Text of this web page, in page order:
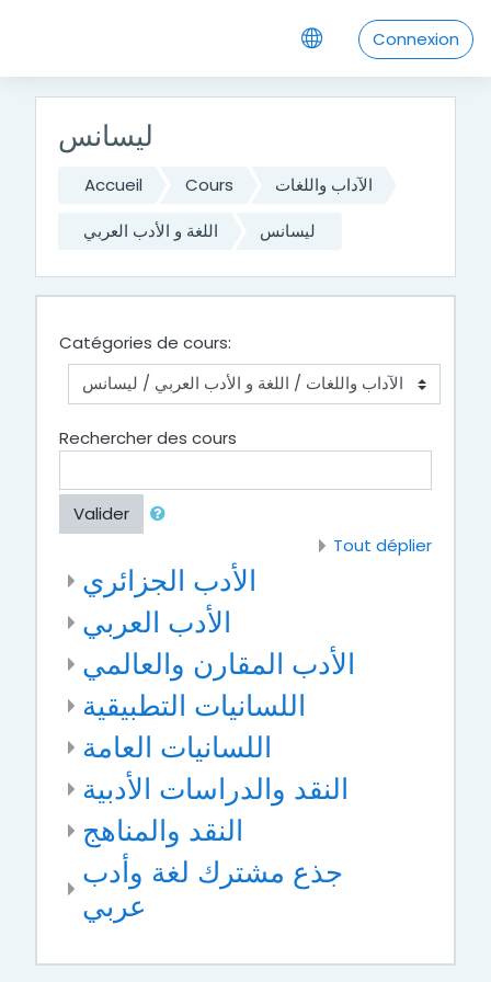
Connexion
ليسانس
Accueil Cours
الآداب واللغات
اللغة و الأدب العربي
ليسانس
Catégories de cours:
Rechercher des cours
Valider
Tout déplier
الأدب الجزائري
الأدب العربي
الأدب المقارن والعالمي
اللسانيات التطبيقية
اللسانيات العامة
النقد والدراسات الأدبية
النقد والمناهج
جذع مشترك لغة وأدب
عربي